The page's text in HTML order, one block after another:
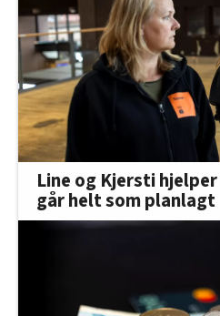
Line og Kjersti
går helt som planlagt